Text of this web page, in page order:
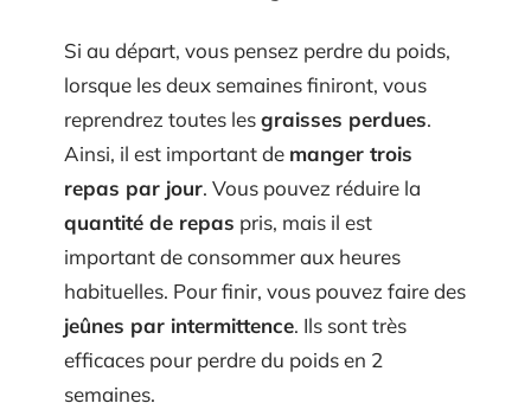
Si au départ, vous pensez perdre du poids,
lorsque les deux semaines finiront, vous
reprendrez toutes lesgraisses perdues.
Ainsi, il est important de manger trois
repas par jour. Vous pouvez réduire la
quantité de repas pris, mais il est
important de consommer aux heures
habituelles. Pour finir, vous pouvez faire des
jeûnes par intermittence. Ils sont très
efficaces pour perdre du poids en 2
semaines.